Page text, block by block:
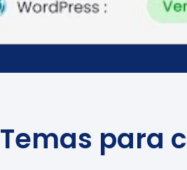
Temas para